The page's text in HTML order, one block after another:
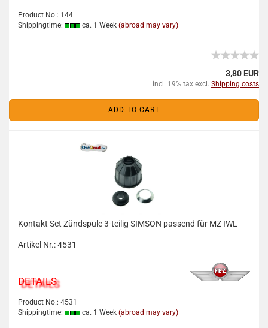
Product No.: 144
Shippingtime:
ca. 1 Week (abroad may vary)
3,80 EUR
incl. 19% tax excl. Shipping costs
ADD TO CART
Kontakt Set Zündspule 3-teilig SIMSON passend für MZ IWL
Artikel Nr.: 4531
DETAILS
Product No.: 4531
Shippingtime:
ca. 1 Week (abroad may vary)